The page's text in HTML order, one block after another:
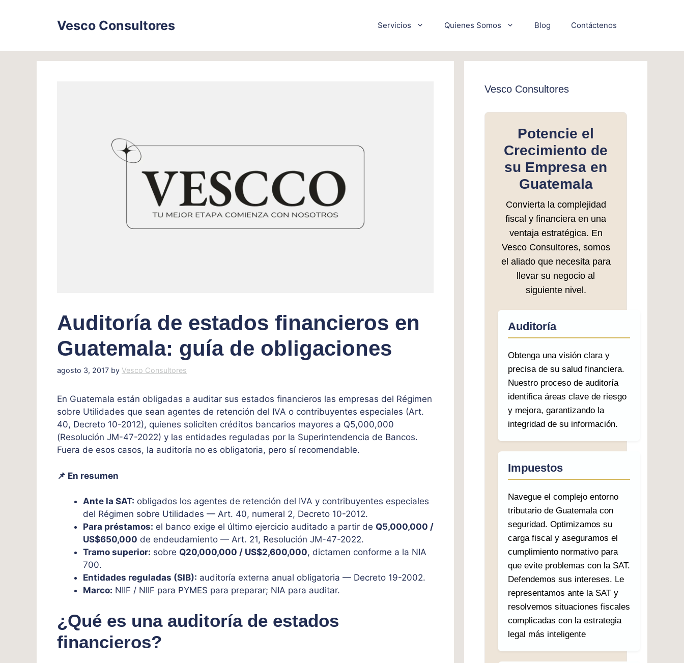
Vesco Consultores Servicios Quienes Somos Blog Contáctenos
Auditoría de estados financieros en
Guatemala: guía de obligaciones
agosto 3, 2017 by Vesco Consultores
En Guatemala están obligadas a auditar sus estados financieros las empresas del Régimen
sobre Utilidades que sean agentes de retención del IVA o contribuyentes especiales (Art.
40, Decreto 10-2012), quienes soliciten créditos bancarios mayores a Q5,000,000
(Resolución JM-47-2022) y las entidades reguladas por la Superintendencia de Bancos.
Fuera de esos casos, la auditoría no es obligatoria, pero sí recomendable.
📌 En resumen
Ante la SAT: obligados los agentes de retención del IVA y contribuyentes especiales
del Régimen sobre Utilidades — Art. 40, numeral 2, Decreto 10-2012.
Para préstamos: el banco exige el último ejercicio auditado a partir de Q5,000,000 /
US$650,000 de endeudamiento — Art. 21, Resolución JM-47-2022.
Tramo superior: sobre Q20,000,000 / US$2,600,000, dictamen conforme a la NIA
700.
Entidades reguladas (SIB): auditoría externa anual obligatoria — Decreto 19-2002.
Marco: NIIF / NIIF para PYMES para preparar; NIA para auditar.
¿Qué es una auditoría de estados
financieros?
Vesco Consultores
Potencie el
Crecimiento de
su Empresa en
Guatemala
Convierta la complejidad
fiscal y financiera en una
ventaja estratégica. En
Vesco Consultores, somos
el aliado que necesita para
llevar su negocio al
siguiente nivel.
Auditoría
Obtenga una visión clara y
precisa de su salud financiera.
Nuestro proceso de auditoría
identifica áreas clave de riesgo
y mejora, garantizando la
integridad de su información.
Impuestos
Navegue el complejo entorno
tributario de Guatemala con
seguridad. Optimizamos su
carga fiscal y aseguramos el
cumplimiento normativo para
que evite problemas con la SAT.
Defendemos sus intereses. Le
representamos ante la SAT y
resolvemos situaciones fiscales
complicadas con la estrategia
legal más inteligente